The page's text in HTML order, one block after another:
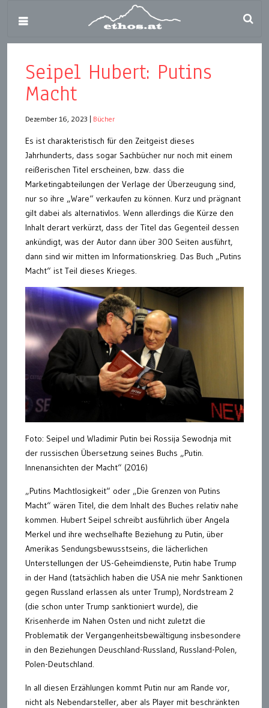
Seipel Hubert: Putins
Macht
Dezember 16, 2023 Bücher
Es ist charakteristisch für den Zeitgeist dieses
Jahrhunderts, dass sogar Sachbücher nur noch mit einem
reißerischen Titel erscheinen, bzw. dass die
Marketingabteilungen der Verlage der Überzeugung sind,
nur so ihre „Ware“ verkaufen zu können. Kurz und prägnant
gilt dabei als alternativlos. Wenn allerdings die Kürze den
Inhalt derart verkürzt, dass der Titel das Gegenteil dessen
ankündigt, was der Autor dann über 300 Seiten ausführt,
dann sind wir mitten im Informationskrieg. Das Buch „Putins
Macht“ ist Teil dieses Krieges.
Foto: Seipel und Wladimir Putin bei Rossija Sewodnja mit
der russischen Übersetzung seines Buchs „Putin.
Innenansichten der Macht“ (2016)
„Putins Machtlosigkeit“ oder „Die Grenzen von Putins
Macht“ wären Titel, die dem Inhalt des Buches relativ nahe
kommen. Hubert Seipel schreibt ausführlich über Angela
Merkel und ihre wechselhafte Beziehung zu Putin, über
Amerikas Sendungsbewusstseins, die lächerlichen
Unterstellungen der US-Geheimdienste, Putin habe Trump
in der Hand (tatsächlich haben die USA nie mehr Sanktionen
gegen Russland erlassen als unter Trump), Nordstream 2
(die schon unter Trump sanktioniert wurde), die
Krisenherde im Nahen Osten und nicht zuletzt die
Problematik der Vergangenheitsbewältigung insbesondere
in den Beziehungen Deuschland-Russland, Russland-Polen,
Polen-Deutschland.
In all diesen Erzählungen kommt Putin nur am Rande vor,
nicht als Nebendarsteller, aber als Player mit beschränkten